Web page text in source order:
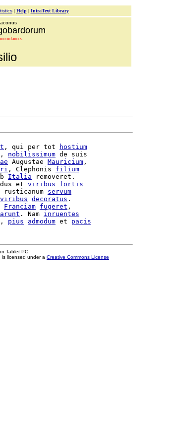
| Help| IntraText Library
, qui per tot
hostium
nobilissimum de suis
Augustae Mauricium ,
, Clephonis filium
Italia removeret.
et viribus
fortis
rusticanum servum
viribus decoratus .
Franciam fugeret
. Nam inruentes
pius admodum et pacis
Tablet PC
licensed under a Creative Commons License